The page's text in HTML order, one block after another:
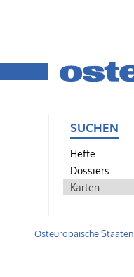
SUCHEN
Hefte
Dossiers
Karten
Osteuropäische Staaten